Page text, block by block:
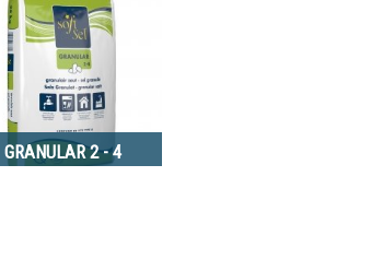
GRANULAR 2 - 4